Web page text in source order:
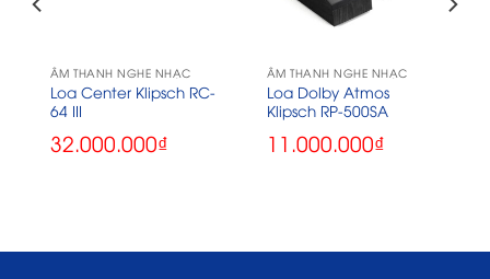
ÂM THANH NGHE NHẠC
Loa Center Klipsch RC-
64 III
32.000.000₫
ÂM THANH NGHE NHẠC
Loa Dolby Atmos
Klipsch RP-500SA
11.000.000₫